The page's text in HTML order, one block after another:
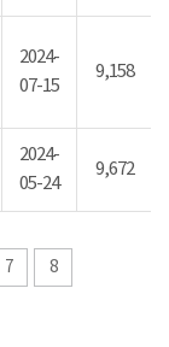
2024-
07-15
9,158
2024-
05-24
9,672
7 8